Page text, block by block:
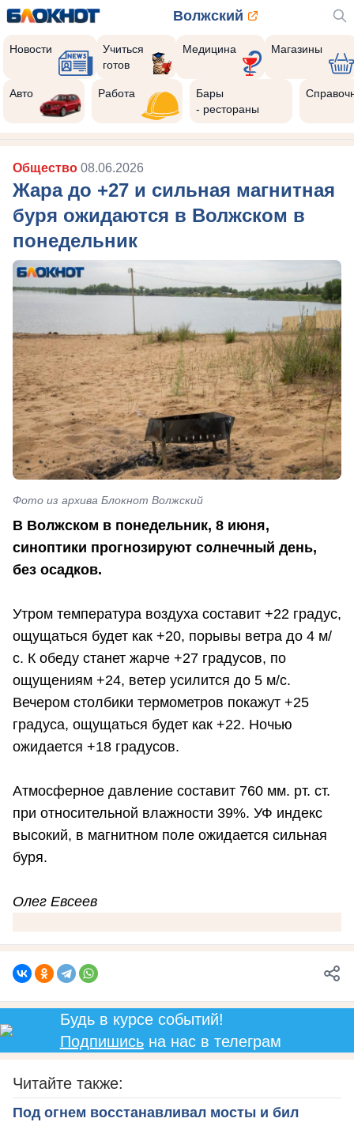
Волжский
Новости
Учиться
готов
Медицина Магазины
Авто Работа
Бары
- рестораны
Общество 08.06.2026
Жара до +27 и сильная магнитная
буря ожидаются в Волжском в
понедельник
Фото из архива Блокнот Волжский
В Волжском в понедельник, 8 июня,
синоптики прогнозируют солнечный день,
без осадков.
Утром температура воздуха составит +22 градус,
ощущаться будет как +20, порывы ветра до 4 м/
с. К обеду станет жарче +27 градусов, по
ощущениям +24, ветер усилится до 5 м/с.
Вечером столбики термометров покажут +25
градуса, ощущаться будет как +22. Ночью
ожидается +18 градусов.
Атмосферное давление составит 760 мм. рт. ст.
при относительной влажности 39%. УФ индекс
высокий, в магнитном поле ожидается сильная
буря.
Олег Евсеев
Будь в курсе событий!
Подпишисьна нас в телеграм
Читайте также:
Под огнем восстанавливал мосты и бил